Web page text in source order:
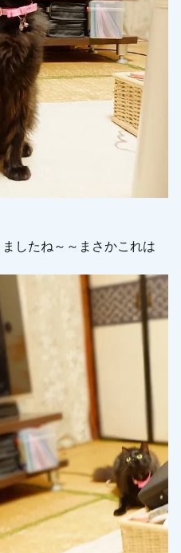
したね～～まさかこれは